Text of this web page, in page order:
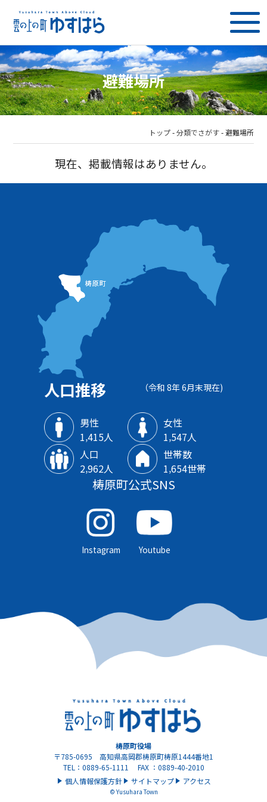
避難場所
トップ - 分類でさがす - 避難場所
現在、掲載情報はありません。
人口推移 （令和 8年 6月末現在)
男性
1‚415人
女性
1‚547人
人口
2‚962人
世帯数
1‚654世帯
梼原町公式SNS
Instagram Youtube
梼原町役場
〒785-0695 高知県高岡郡梼原町梼原1444番地1
TEL：0889-65-1111 FAX ：0889-40-2010
個人情報保護方針
サイトマップ アクセス
© Yusuhara Town